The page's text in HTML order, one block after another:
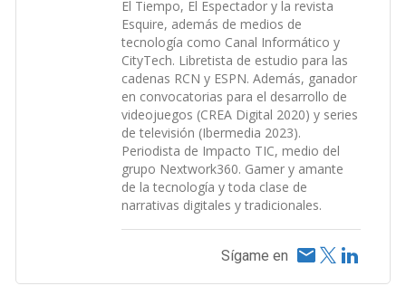
El Tiempo, El Espectador y la revista
Esquire, además de medios de
tecnología como Canal Informático y
CityTech. Libretista de estudio para las
cadenas RCN y ESPN. Además, ganador
en convocatorias para el desarrollo de
videojuegos (CREA Digital 2020) y series
de televisión (Ibermedia 2023).
Periodista de Impacto TIC, medio del
grupo Nextwork360. Gamer y amante
de la tecnología y toda clase de
narrativas digitales y tradicionales.
Sígame en